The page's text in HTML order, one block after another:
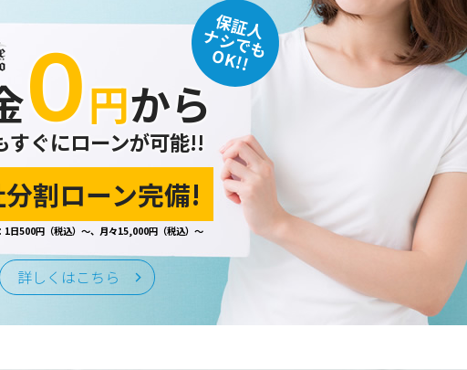
保証人
ナシでも
OK!!
０円から
すぐにローンが可能!!
分割ローン完備!
1日500円（税込）～、月々15,000円（税込）～
詳しくはこちら